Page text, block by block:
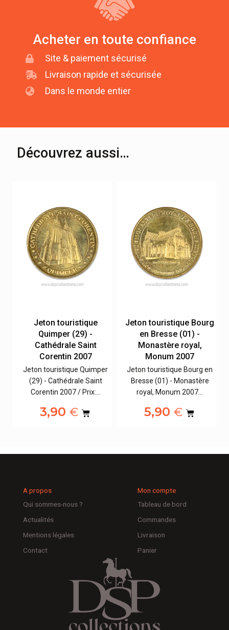
Acheter en toute confiance
Site & paiement sécurisé
Livraison rapide et sécurisée
Dans le monde entier
Découvrez aussi…
Jeton touristique
Quimper (29) -
Cathédrale Saint
Corentin 2007
Jeton touristique Quimper
(29) - Cathédrale Saint
Corentin 2007 / Prix:…
3,90 €
Jeton touristique Bourg
en Bresse (01) -
Monastère royal,
Monum 2007
Jeton touristique Bourg en
Bresse (01) - Monastère
royal, Monum 2007…
5,90 €
A propos
Qui sommes-nous ?
Actualités
Mentions légales
Contact
Mon compte
Tableau de bord
Commandes
Livraison
Panier